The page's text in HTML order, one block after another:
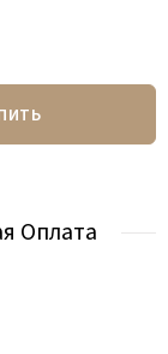
Оплата